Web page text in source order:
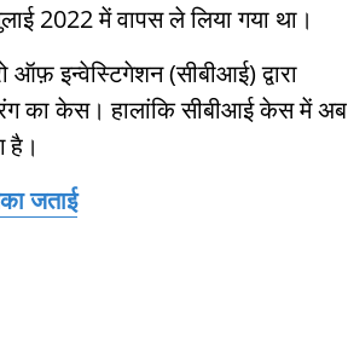
2022 में वापस ले लिया गया था।
इन्वेस्टिगेशन (सीबीआई) द्वारा
का केस। हालांकि सीबीआई केस में अब
है।
जताई